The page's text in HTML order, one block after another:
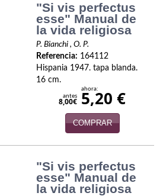
"Si vis perfectus
esse" Manual de
la vida religiosa
P. Bianchi , O. P.
Referencia: 164112
Hispania 1947. tapa blanda.
16 cm.
antes
8,00€
ahora:
5,20 €
COMPRAR
"Si vis perfectus
esse" Manual de
la vida religiosa